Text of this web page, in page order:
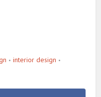
• interior design •